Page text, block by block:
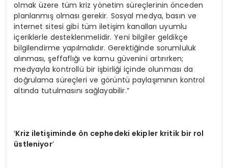
olmak üzere tüm kriz yönetim süreçlerinin önceden
planlanmış olması gerekir. Sosyal medya, basın ve
internet sitesi gibi tüm iletişim kanalları uyumlu
içeriklerle desteklenmelidir. Yeni bilgiler geldikçe
bilgilendirme yapılmalıdır. Gerektiğinde sorumluluk
alınması, şeffaflığı ve kamu güvenini artırırken;
medyayla kontrollü bir işbirliği içinde olunması da
doğrulama süreçleri ve görüntü paylaşımının kontrol
altında tutulmasını sağlayabilir.”
‘Kriz iletişiminde ön cephedeki ekipler kritik bir rol
üstleniyor’